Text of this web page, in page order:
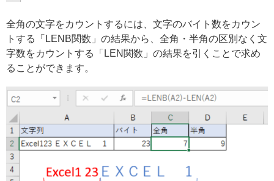
全角の文字をカウントするには、文字のバイト数をカウン
トする「LENB関数」の結果から、全角・半角の区別なく文
字数をカウントする「LEN関数」の結果を引くことで求め
ることができます。